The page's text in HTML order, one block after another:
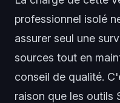
professionnel isolé
assurer seul une
sources tout en
conseil de qualité.
raison que les outils